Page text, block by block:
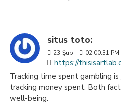
situs toto:
23 Şub 02:00:31 PM
https://
Tracking time spent gambling
tracking money spent. Both
well-being.